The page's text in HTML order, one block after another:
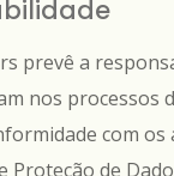
prevê a
nos processos
com
Proteção de